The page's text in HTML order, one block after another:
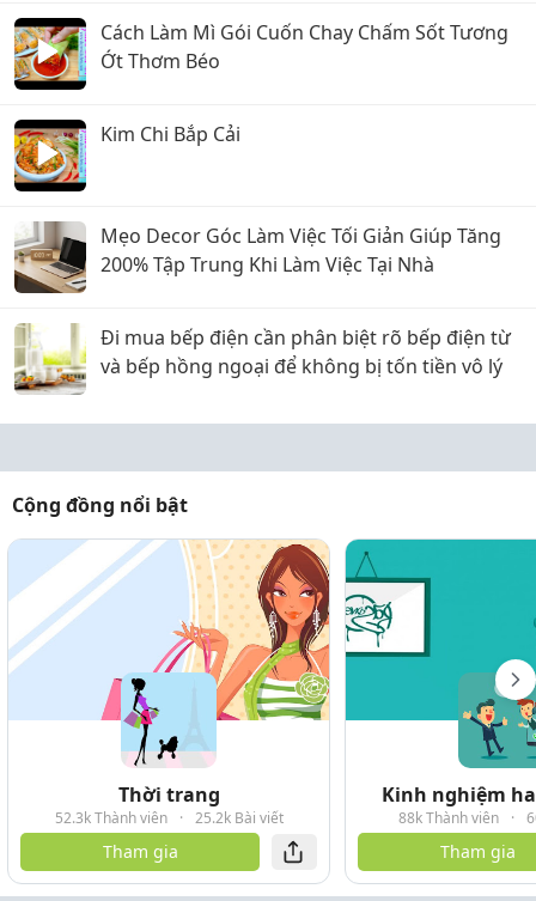
Cách Làm Mì Gói Cuốn Chay Chấm Sốt Tương
Ớt Thơm Béo
Kim Chi Bắp Cải
Mẹo Decor Góc Làm Việc Tối Giản Giúp Tăng
200% Tập Trung Khi Làm Việc Tại Nhà
Đi mua bếp điện cần phân biệt rõ bếp điện từ
và bếp hồng ngoại để không bị tốn tiền vô lý
Cộng đồng nổi bật
Thời trang
52.3k Thành viên · 25.2k Bài viết
Tham gia
Kinh nghiệm
88k Thành viên ·
Tham gia